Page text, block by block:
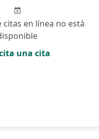
citas en línea no está
una cita